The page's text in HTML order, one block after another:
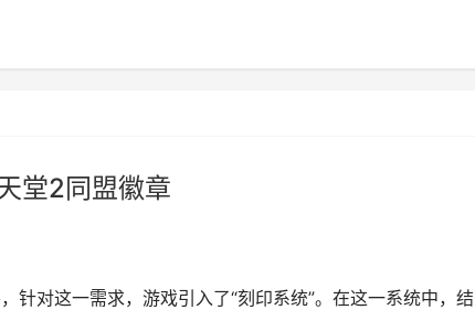
堂2同盟徽章
针对这一需求，游戏引入了“刻印系统”。在这一系统中，结